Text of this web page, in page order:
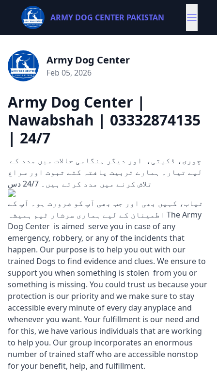
ARMY DOG CENTER PAKISTAN
Army Dog Center
Feb 05, 2026
Army Dog Center |
Nawabshah | 03332874135
| 24/7
لیے تیار۔ ہمارے تربیت یافتہ کتے ثبوت اور سراغ
تلاش کرنے میں مدد کرتے ہیں۔ 24/7 دس
تیاب، کہیں بھی اور جب بھی آپ کو ضرورت ہو۔ آپ کے
اطمینان کے لیے ہماری سرشار ٹیم ہمیشہ The Army
Dog Center is aimed serve you in case of any
emergency, robbery, or any of the incidents that
happen. Our purpose is to help you out with our
trained Dogs to find evidence and clues. We ensure to
support you when something is stolen from you or
something is missing. You could trust us because your
protection is our priority and we make sure to stay
accessible every minute of every day anyplace and
whenever you want. Your fulfillment is our need and
for this, we have various individuals that are working
to help you. Our group incorporates an enormous
number of trained staff who are accessible nonstop
for your benefit, help, and fulfillment.